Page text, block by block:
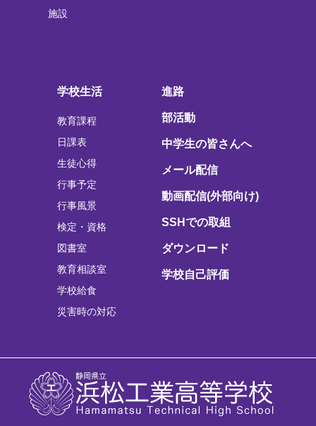
施設
学校生活
教育課程
日課表
生徒心得
行事予定
行事風景
検定・資格
図書室
教育相談室
学校給食
災害時の対応
進路
部活動
中学生の皆さんへ
メール配信
動画配信(外部向け)
SSHでの取組
ダウンロード
学校自己評価